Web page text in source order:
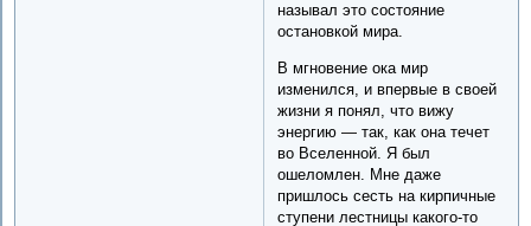
называл это состояние
остановкой мира.
В мгновение ока мир
изменился, и впервые в своей
жизни я понял, что вижу
энергию — так, как она течет
во Вселенной. Я был
ошеломлен. Мне даже
пришлось сесть на кирпичные
ступени лестницы какого-то